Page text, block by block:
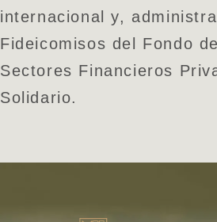
internacional y,
Fideicomisos del Fondo
Sectores Financieros
Solidario.